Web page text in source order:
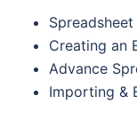
Creating an
Advance
Importing &